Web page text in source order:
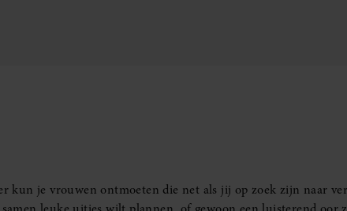
kun je vrouwen ontmoeten die net als jij op zoek zijn naar